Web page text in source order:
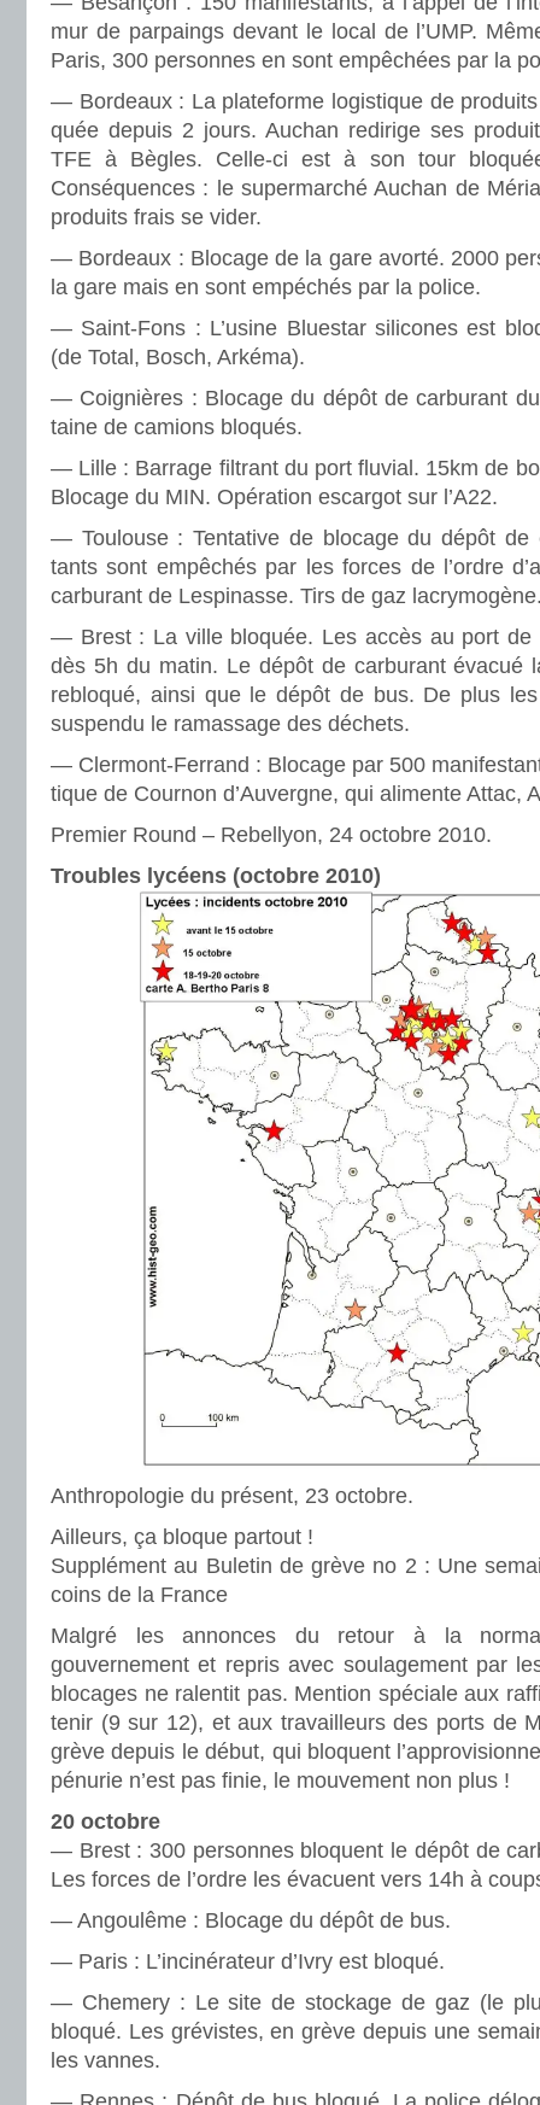
mur de par­paings devant le local de l’UMP.
Paris, 300 per­son­nes en sont empê­chées par la
— Bordeaux : La pla­te­forme logis­ti­que de
quée depuis 2 jours. Auchan redi­rige ses
TFE à Bègles. Celle-ci est à son tour
Conséquences : le super­mar­ché Auchan de
pro­duits frais se vider.
— Bordeaux : Blocage de la gare avorté. 2000
la gare mais en sont empé­chés par la police.
— Saint-Fons : L’usine Bluestar sili­co­nes est
(de Total, Bosch, Arkéma).
— Coignières : Blocage du dépôt de car­bu­rant
taine de camions blo­qués.
— Lille : Barrage fil­trant du port flu­vial. 15km de
Blocage du MIN. Opération escar­got sur l’A22.
— Toulouse : Tentative de blo­cage du dépôt de
tants sont empêchés par les forces de l’ordre
car­bu­rant de Lespinasse. Tirs de gaz
— Brest : La ville blo­quée. Les accès au port de
dès 5h du matin. Le dépôt de car­bu­rant évacué
reblo­qué, ainsi que le dépôt de bus. De plus
sus­pendu le ramas­sage des déchets.
— Clermont-Ferrand : Blocage par 500
ti­que de Cournon d’Auvergne, qui ali­mente Attac,
Premier Round – Rebellyon, 24 octobre 2010.
Troubles lycéens (octobre 2010)
Anthropologie du présent, 23 octobre.
Ailleurs, ça bloque partout !
Supplément au Buletin de grève no 2 : Une
coins de la France
Malgré les annonces du retour à la
gouvernement et repris avec soulagement par
blocages ne ralentit pas. Mention spéciale aux
tenir (9 sur 12), et aux travailleurs des ports de
grève depuis le début, qui bloquent
pénurie n’est pas finie, le mouvement non plus !
20 octobre
— Brest : 300 per­son­nes blo­quent le dépôt de
Les forces de l’ordre les évacuent vers 14h à
— Angoulême : Blocage du dépôt de bus.
— Paris : L’inci­né­ra­teur d’Ivry est bloqué.
— Chemery : Le site de sto­ckage de gaz (le
bloqué. Les gré­vis­tes, en grève depuis une
les vannes.